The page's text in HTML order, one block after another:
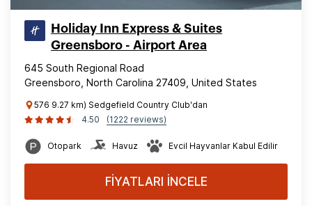
Holiday Inn Express & Suites
Greensboro - Airport Area
645 South Regional Road
Greensboro, North Carolina 27409, United States
576 9.27 km) Sedgefield Country Club'dan
4.50
(1222 reviews)
Otopark Havuz Evcil Hayvanlar Kabul Edilir
FİYATLARI İNCELE